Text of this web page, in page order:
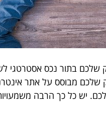
בתור נכס אסטרטגי
מבוסס על אתר
יש כל כך הרבה